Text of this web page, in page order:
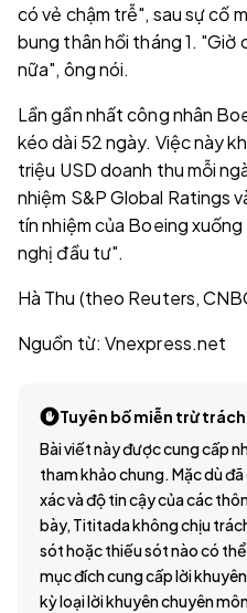
có vẻ chậm trễ", sau sự cố
bung thân hồi tháng 1. "Giờ
nữa", ông nói.
Lần gần nhất công nhân
kéo dài 52 ngày. Việc này
triệu USD doanh thu mỗi
nhiệm S&P Global Ratings
tín nhiệm của Boeing
nghị đầu tư".
Hà Thu (theo Reuters,
Nguồn từ: Vnexpress.net
Tuyên bố miễn trừ
Bài viết này được cung cấp
tham khảo chung. Mặc dù
xác và độ tin cậy của các
bày, Tititada không chịu
sót hoặc thiếu sót nào có
mục đích cung cấp lời
kỳ loại lời khuyên chuyên